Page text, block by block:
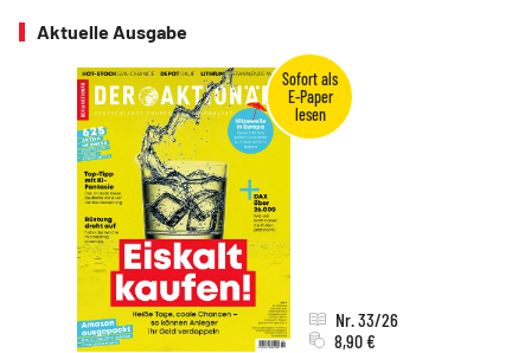
Aktuelle Ausgabe
Nr. 33/26
8,90 €